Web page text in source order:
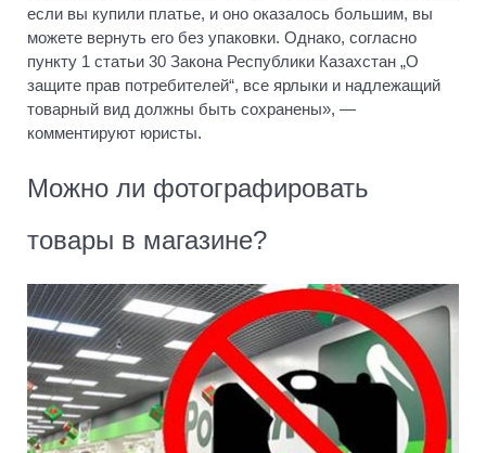
если вы купили платье, и оно оказалось большим, вы
можете вернуть его без упаковки. Однако, согласно
пункту 1 статьи 30 Закона Республики Казахстан „О
защите прав потребителей“, все ярлыки и надлежащий
товарный вид должны быть сохранены», —
комментируют юристы.
Можно ли фотографировать
товары в магазине?